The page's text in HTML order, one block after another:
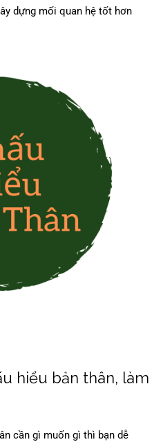
dựng mối quan hệ tốt hơn
hiểu bản thân, làm
cần gì muốn gì thì bạn dễ